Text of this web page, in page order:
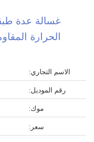
غسالة عدة
الحرارة
الاسم التجاري:
رقم الموديل:
موك:
سعر: